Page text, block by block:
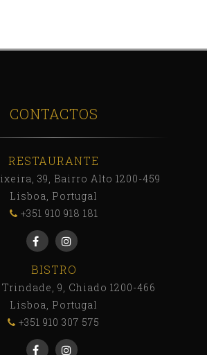
CONTACTOS
RESTAURANTE
39, Bairro Alto 1200-459
Lisboa, Portugal
+351 910 918 181
BISTRO
9, Chiado 1200-466
Lisboa, Portugal
+351 910 307 575